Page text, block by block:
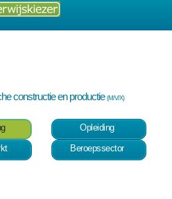
constructie en productie(M/V/X)
Opleiding
Beroepssector